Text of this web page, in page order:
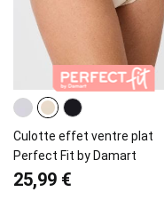
Culotte effet ventre plat
Perfect Fit by Damart
25,99 €